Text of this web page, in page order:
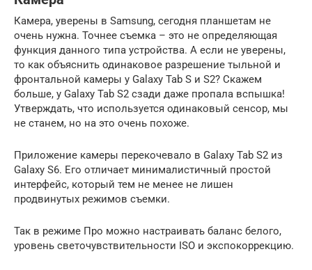
Камера, уверены в Samsung, сегодня планшетам не
очень нужна. Точнее съемка – это не определяющая
функция данного типа устройства. А если не уверены,
то как объяснить одинаковое разрешение тыльной и
фронтальной камеры у Galaxy Tab S и S2? Скажем
больше, у Galaxy Tab S2 сзади даже пропала вспышка!
Утверждать, что используется одинаковый сенсор, мы
не станем, но на это очень похоже.
Приложение камеры перекочевало в Galaxy Tab S2 из
Galaxy S6. Его отличает минималистичный простой
интерфейс, который тем не менее не лишен
продвинутых режимов съемки.
Так в режиме Про можно настраивать баланс белого,
уровень светочувствительности ISO и экспокоррекцию.